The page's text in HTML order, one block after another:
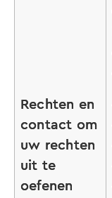
Rechten en
contact om
uw rechten
uit te
oefenen